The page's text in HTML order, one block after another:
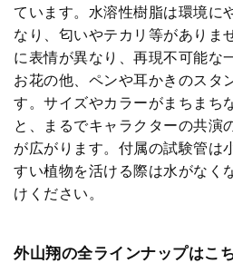
ています。水溶性樹脂は環境に
なり、匂いやテカリ等がありま
に表情が異なり、再現不可能な
お花の他、ペンや耳かきのスタ
す。サイズやカラーがまちまち
と、まるでキャラクターの共演
が広がります。付属の試験管は
すい植物を活ける際は水がなく
けください。
外山翔の全ラインナップはこ